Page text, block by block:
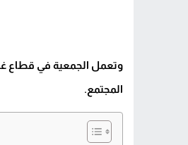
وتعمل الجمعية في قطاع
المجتمع.